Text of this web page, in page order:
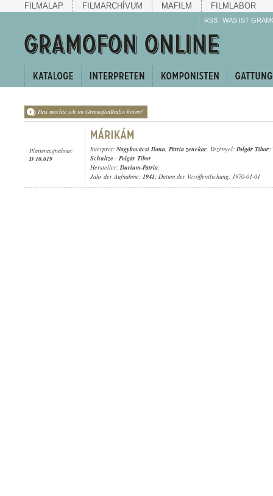
FILMALAP FILMARCHÍVUM MAFILM FILMLABOR
RSS WAS IST
Das möchte ich im GramofonRadio hören!
Plattenaufnahme:
D 10.019
Interpret: Nagykovácsi Ilona, Pátria zenekar, Vezényel: Polgár Tibor;
Schultze - Polgár Tibor
Hersteller:Durium-Patria;
Jahr der Aufnahme: 1941; Datum der Veröffentlichung: 1970-01-01